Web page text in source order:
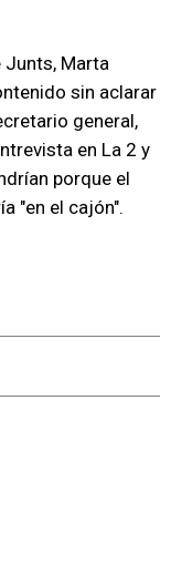
Junts, Marta
sin aclarar
general,
en La 2 y
porque el
"en el cajón".